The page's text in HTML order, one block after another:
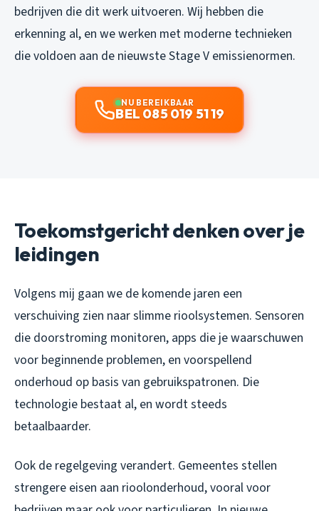
bedrijven die dit werk uitvoeren. Wij hebben die
erkenning al, en we werken met moderne technieken
die voldoen aan de nieuwste Stage V emissienormen.
NU BEREIKBAAR
BEL 085 019 51 19
Toekomstgericht denken over je
leidingen
Volgens mij gaan we de komende jaren een
verschuiving zien naar slimme rioolsystemen. Sensoren
die doorstroming monitoren, apps die je waarschuwen
voor beginnende problemen, en voorspellend
onderhoud op basis van gebruikspatronen. Die
technologie bestaat al, en wordt steeds
betaalbaarder.
Ook de regelgeving verandert. Gemeentes stellen
strengere eisen aan rioolonderhoud, vooral voor